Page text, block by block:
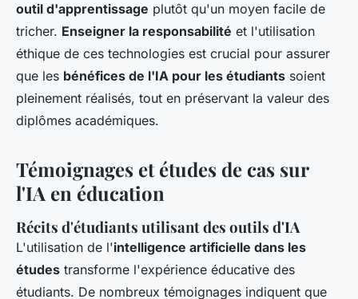
outil d'apprentissage plutôt qu'un moyen facile de
tricher. Enseigner la responsabilité et l'utilisation
éthique de ces technologies est crucial pour assurer
que les bénéfices de l'IA pour les étudiants soient
pleinement réalisés, tout en préservant la valeur des
diplômes académiques.
Témoignages et études de cas sur
l'IA en éducation
Récits d'étudiants utilisant des outils d'IA
L'utilisation de l'intelligence artificielle dans les
études transforme l'expérience éducative des
étudiants. De nombreux témoignages indiquent que